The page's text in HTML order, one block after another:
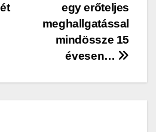
egy erőteljes
meghallgatással
mindössze 15
évesen…